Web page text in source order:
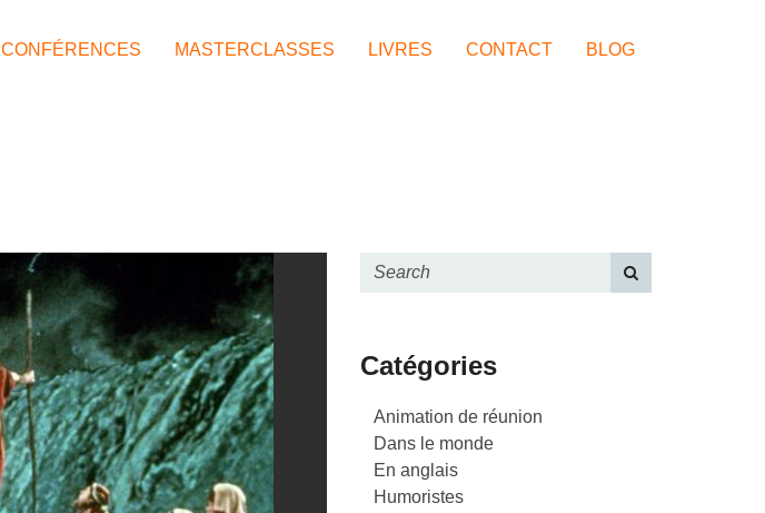
CONFÉRENCES MASTERCLASSES LIVRES CONTACT BLOG
Catégories
Animation de réunion
Dans le monde
En anglais
Humoristes